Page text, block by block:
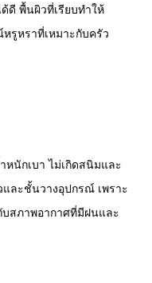
ดี พื้นผิวที่เรียบทำให้
รูหราที่เหมาะกับครัว
หนักเบา ไม่เกิดสนิมและ
ละชั้นวางอุปกรณ์ เพราะ
สภาพอากาศที่มีฝนและ